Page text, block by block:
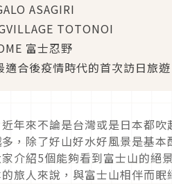
ASAGIRI
TOTONOI
富士忍野
適合後疫情時代的首次訪日旅遊
年來不論是台灣或是日本都
，除了好山好水好風景是基
介紹5個能夠看到富士山的絕
旅人來說，與富士山相伴而眠